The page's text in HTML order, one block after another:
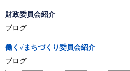
財政委員会紹介
ブログ
働く√まちづくり委員会紹介
ブログ